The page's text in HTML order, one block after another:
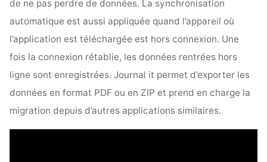
de ne pas perdre de données. La synchronisation
automatique est aussi appliquée quand l’appareil où
l’application est téléchargée est hors connexion. Une
fois la connexion rétablie, les données rentrées hors
ligne sont enregistrées. Journal it permet d’exporter les
données en format PDF ou en ZIP et prend en charge la
migration depuis d’autres applications similaires.